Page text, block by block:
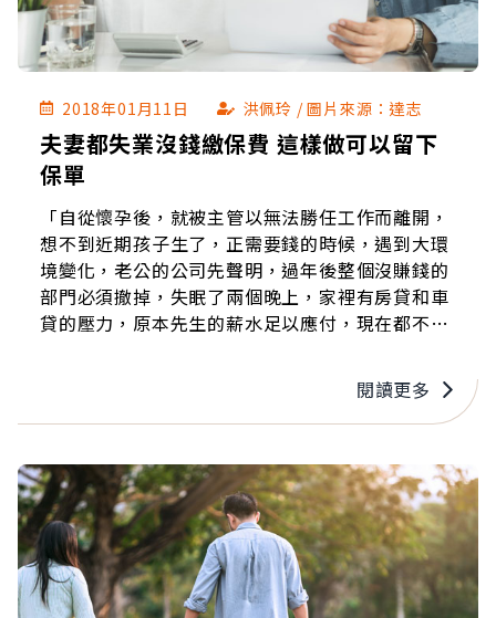
2018年01月11日 洪佩玲 / 圖片來源：達志
夫妻都失業沒錢繳保費 這樣做可以留下
保單
「自從懷孕後，就被主管以無法勝任工作而離開，
想不到近期孩子生了，正需要錢的時候，遇到大環
境變化，老公的公司先聲明，過年後整個沒賺錢的
部門必須撤掉，失眠了兩個晚上，家裡有房貸和車
貸的壓力，原本先生的薪水足以應付，現在都不知
閱讀更多